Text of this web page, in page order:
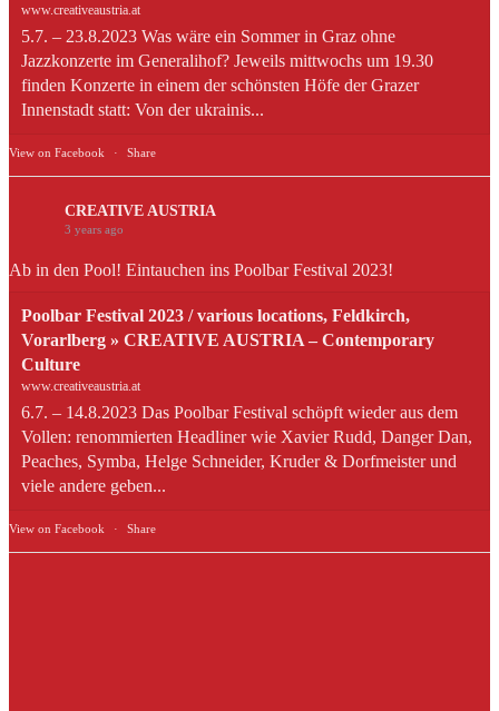
www.creativeaustria.at
5.7. – 23.8.2023 Was wäre ein Sommer in Graz ohne
Jazzkonzerte im Generalihof? Jeweils mittwochs um 19.30
finden Konzerte in einem der schönsten Höfe der Grazer
Innenstadt statt: Von der ukrainis...
View on Facebook · Share
CREATIVE AUSTRIA
3 years ago
Ab in den Pool! Eintauchen ins Poolbar Festival 2023!
Poolbar Festival 2023 / various locations, Feldkirch,
Vorarlberg » CREATIVE AUSTRIA – Contemporary
Culture
www.creativeaustria.at
6.7. – 14.8.2023 Das Poolbar Festival schöpft wieder aus dem
Vollen: renommierten Headliner wie Xavier Rudd, Danger Dan,
Peaches, Symba, Helge Schneider, Kruder & Dorfmeister und
viele andere geben...
View on Facebook · Share